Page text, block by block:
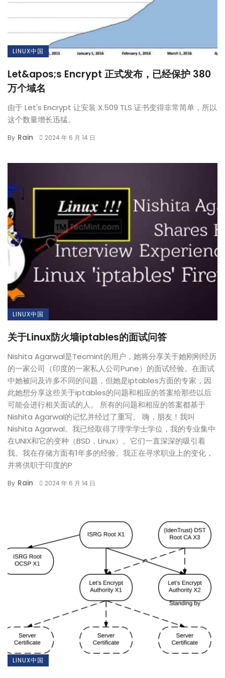
LINUX中国
Let&apos;s Encrypt 正式发布，已经保护 380
万个域名
由于 Let's Encrypt 让安装 X.509 TLS 证书变得非常简单，所以
这个数量增长迅猛。
By Rain 2024 年 6 月 14 日
LINUX中国
关于Linux防火墙iptables的面试问答
Nishita Agarwal是Tecmint的用户，她将分享关于她刚刚经历
的一家公司（印度的一家私人公司Pune）的面试经验。在面试
中她被问及许多不同的问题，但她是iptables方面的专家，因
此她想分享这些关于iptables的问题和相应的答案给那些以后
可能会进行相关面试的人。 所有的问题和相应的答案都基于
Nishita Agarwal的记忆并经过了重写。 嗨，朋友！我叫
Nishita Agarwal。我已经取得了理学学士学位，我的专业集中
在UNIX和它的变种（BSD，Linux）。它们一直深深的吸引着
我。我在存储方面有1年多的经验。我正在寻求职业上的变化，
并将供职于印度的P
By Rain 2024 年 6 月 14 日
LINUX中国